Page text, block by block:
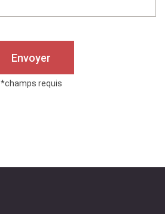
Envoyer
*champs requis